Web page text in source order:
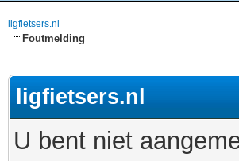
ligfietsers.nl
Foutmelding
ligfietsers.nl
U bent niet